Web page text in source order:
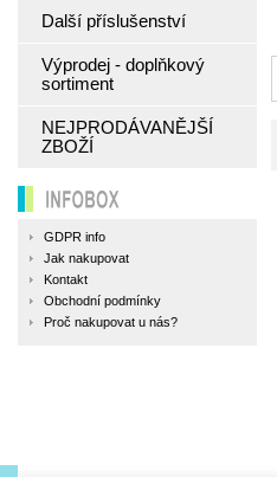
Další příslušenství
Výprodej - doplňkový
sortiment
NEJPRODÁVANĚJŠÍ
ZBOŽÍ
INFOBOX
GDPR info
Jak nakupovat
Kontakt
Obchodní podmínky
Proč nakupovat u nás?